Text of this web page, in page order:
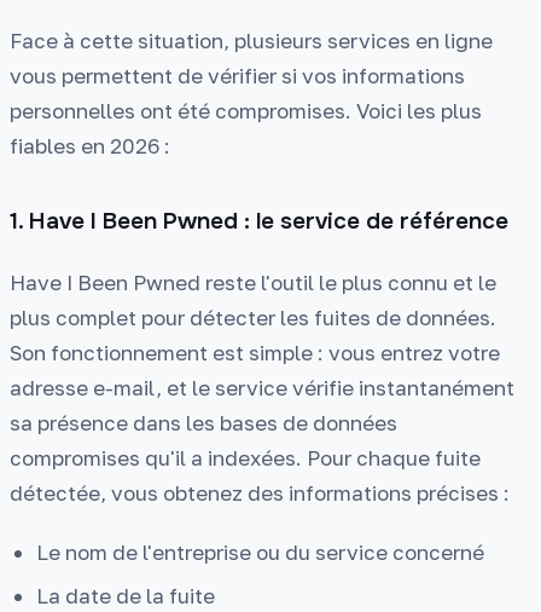
Face à cette situation, plusieurs services en ligne
vous permettent de vérifier si vos informations
personnelles ont été compromises. Voici les plus
fiables en 2026 :
1. Have I Been Pwned : le service de référence
Have I Been Pwned reste l'outil le plus connu et le
plus complet pour détecter les fuites de données.
Son fonctionnement est simple : vous entrez votre
adresse e-mail, et le service vérifie instantanément
sa présence dans les bases de données
compromises qu'il a indexées. Pour chaque fuite
détectée, vous obtenez des informations précises :
Le nom de l'entreprise ou du service concerné
La date de la fuite